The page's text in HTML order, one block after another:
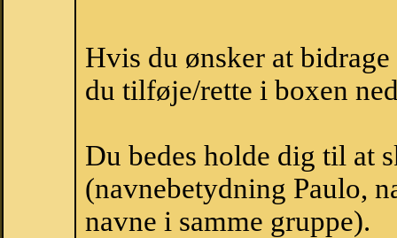
Hvis du ønsker at
du tilføje/rette i boxen
Du bedes holde dig til at
(navnebetydning Paulo,
navne i samme gruppe).